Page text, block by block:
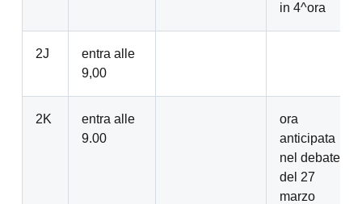
in 4^ora
2J
entra alle
9,00
2K
entra alle
9.00
ora
anticipata
nel debate
del 27
marzo